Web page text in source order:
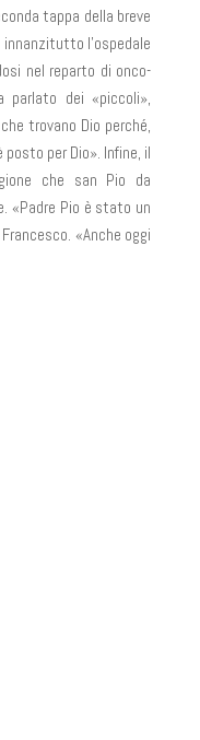
tappa della breve
l’ospedale
nel reparto di onco-
parlato dei «piccoli»,
trovano Dio perché,
posto per Dio». Infine, il
che san Pio da
«Padre Pio è stato un
«Anche oggi